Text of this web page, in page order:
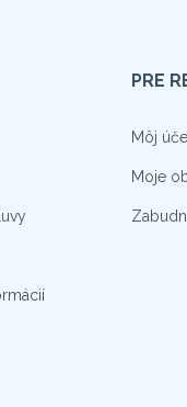
PRE
Môj
Moje